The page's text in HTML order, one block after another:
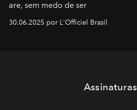
are, sem medo de ser
30.06.2025 por L'Officiel Brasil
Assinaturas